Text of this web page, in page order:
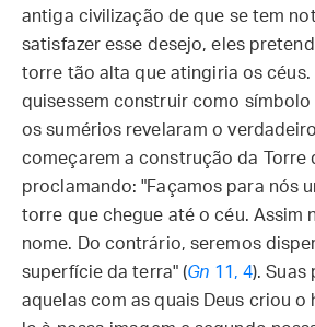
antiga civilização de que se tem
satisfazer esse desejo, eles
torre tão alta que atingiria os céus.
quisessem construir como símbolo
os sumérios revelaram o
começarem a construção da Torre
proclamando: "Façamos para nós
torre que chegue até o céu. Assim
nome. Do contrário, seremos
superfície da terra" (Gn 11, 4). Suas
aquelas com as quais Deus criou o